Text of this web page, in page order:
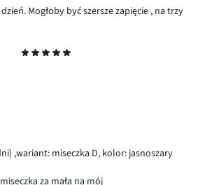
Mogłoby być szersze zapięcie , na trzy
,wariant: miseczka D, kolor: jasnoszary
za mała na mój